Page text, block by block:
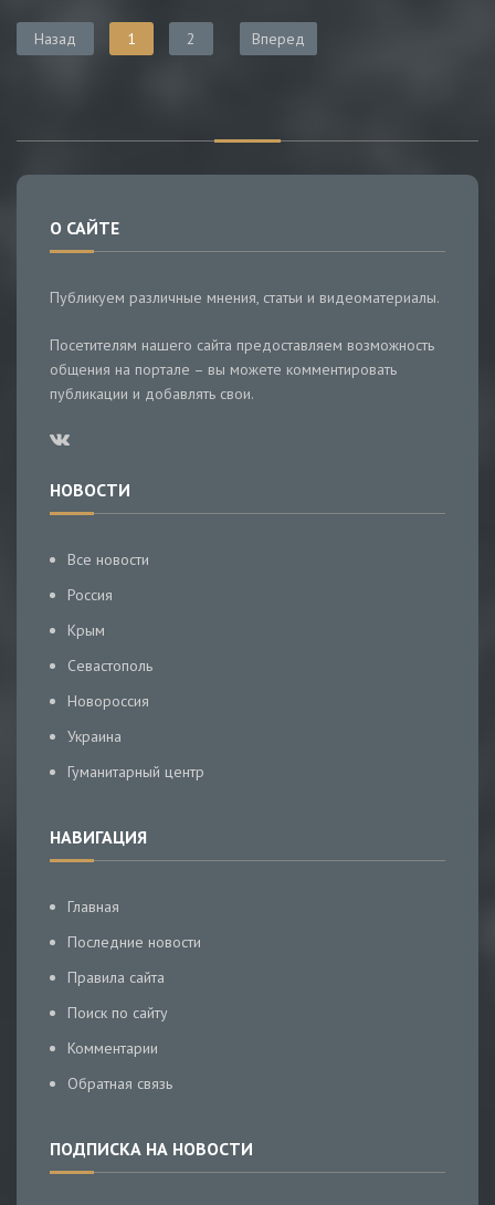
Назад 1 2 Вперед
О САЙТЕ
Публикуем различные мнения, статьи и видеоматериалы.
Посетителям нашего сайта предоставляем возможность
общения на портале – вы можете комментировать
публикации и добавлять свои.
НОВОСТИ
Все новости
Россия
Крым
Севастополь
Новороссия
Украина
Гуманитарный центр
НАВИГАЦИЯ
Главная
Последние новости
Правила сайта
Поиск по сайту
Комментарии
Обратная связь
ПОДПИСКА НА НОВОСТИ